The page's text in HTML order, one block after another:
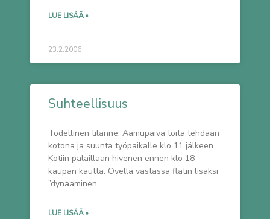
LUE LISÄÄ »
23.2.2006
Suhteellisuus
Todellinen tilanne: Aamupäivä töitä tehdään
kotona ja suunta työpaikalle klo 11 jälkeen.
Kotiin palaillaan hivenen ennen klo 18
kaupan kautta. Ovella vastassa flatin lisäksi
”dynaaminen
LUE LISÄÄ »